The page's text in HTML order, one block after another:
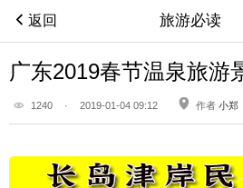
返回 旅游必读
广东2019春节温泉旅游
1240 · 2019-01-04 09:12 作者 小郑